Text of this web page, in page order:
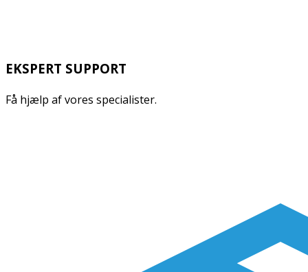
EKSPERT SUPPORT
Få hjælp af vores specialister.